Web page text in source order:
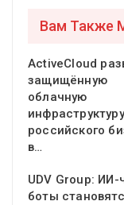
Вам Также
ActiveCloud
защищённую
облачную
российского
в…
UDV Group: ИИ-
боты